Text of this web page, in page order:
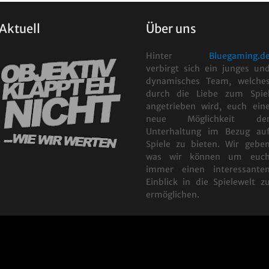
Über uns
Hinter Bluegaming.de
verbirgt sich ein junges und
dynamisches Team, welches
durch die Liebe zum Spiel
angetrieben wird, euch eine
neue Möglichkeit der
Unterhaltung im Bezug
Spiele zu bieten. Wir geben
was wir können um euch
immer einen interessanten
Einblick in die Spielewelt zu
ermöglichen.